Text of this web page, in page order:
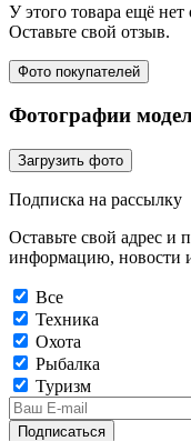
У этого товара ещё нет
Оставьте свой отзыв.
Фото покупателей
Фотографии
Загрузить фото
Подписка на рассылку
Оставьте свой адрес и
информацию, новости
Все
Техника
Охота
Рыбалка
Туризм
Подписаться